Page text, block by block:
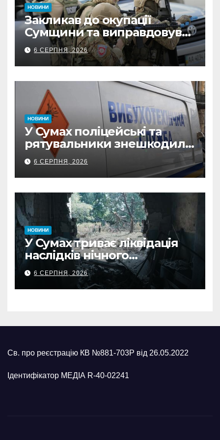
НОВИНИ
Закликав до окупації
Сумщини та виправдовував
обстріли: СБУ викрила
прокремлівського агітатора
з Охтирки
6 СЕРПНЯ, 2026
НОВИНИ
У Сумах поліцейські та
рятувальники знешкодили
500-кілограмову авіабомбу
росіян
6 СЕРПНЯ, 2026
НОВИНИ
У Сумах триває ліквідація
наслідків нічного
масованого удару КАБами
6 СЕРПНЯ, 2026
Св. про реєстрацію КВ №881-703Р від 26.05.2022
Ідентифікатор МЕДІА R-40-02241